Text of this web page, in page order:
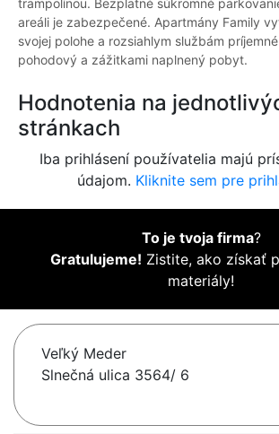
trampolínou. Bezplatné súkromné
areáli je zabezpečené. Apartmány Family
svojej polohe a rozsiahlym službám
pohodový a zážitkami naplnený pobyt.
Hodnotenia na
stránkach
Iba prihlásení používatelia majú
údajom. Kliknite sem pre
To je tvoja firma?
Gratulujeme! Zistite, ako získať
materiály!
Veľký Meder
Slnečná ulica 3564/ 6